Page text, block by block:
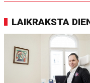
LAIKRAKSTA